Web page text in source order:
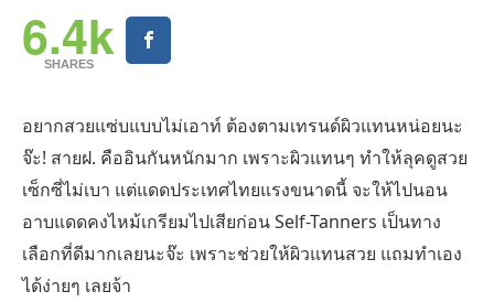
6.4k
SHARES
อยากสวยแซ่บแบบไม่เอาท์ ต้องตามเทรนด์ผิวแทนหน่อยนะ
จ๊ะ! สายฝ. คืออินกันหนักมาก เพราะผิวแทนๆ ทำให้ลุคดูสวย
เซ็กซี่ไม่เบา แต่แดดประเทศไทยแรงขนาดนี้ จะให้ไปนอน
อาบแดดคงไหม้เกรียมไปเสียก่อน Self-Tanners เป็นทาง
เลือกที่ดีมากเลยนะจ๊ะ เพราะช่วยให้ผิวแทนสวย แถมทำเอง
ได้ง่ายๆ เลยจ้า